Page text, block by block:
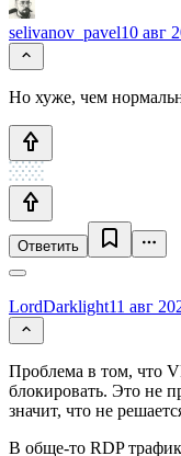
selivanov_pavel10 авг
Но хуже, чем
Ответить
LordDarklight11 авг
Проблема в том, что
блокировать. Это не
значит, что не
В обще-то RDP